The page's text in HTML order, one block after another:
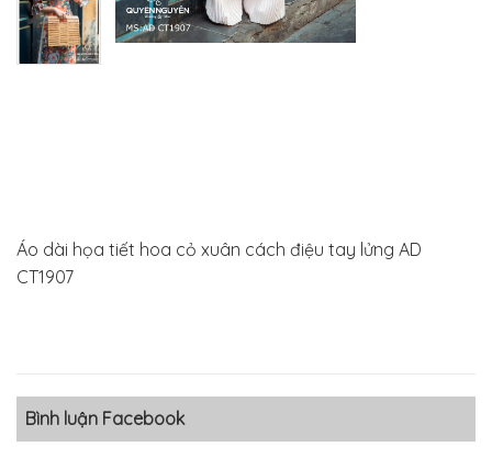
Áo dài họa tiết hoa cỏ xuân cách điệu tay lửng AD
CT1907
Bình luận Facebook